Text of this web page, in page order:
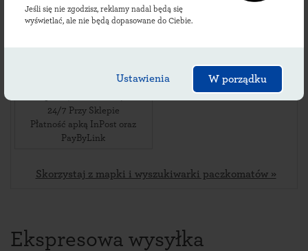
Jeśli się nie zgodzisz, reklamy nadal będą się
wyświetlać, ale nie będą dopasowane do Ciebie.
Ustawienia W porządku
paczkomatów:
ul. Bieździedza 97,
24/7 Przy Sklepie
Płatność apką InPost oraz
PayByLink
Skorzystaj z mapki i wyszukiwarki paczkomatów »
Ekspresowa wysyłka